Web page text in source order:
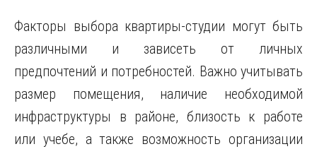
Факторы выбора квартиры-студии могут быть
различными и зависеть от личных
предпочтений и потребностей. Важно учитывать
размер помещения, наличие необходимой
инфраструктуры в районе, близость к работе
или учебе, а также возможность организации